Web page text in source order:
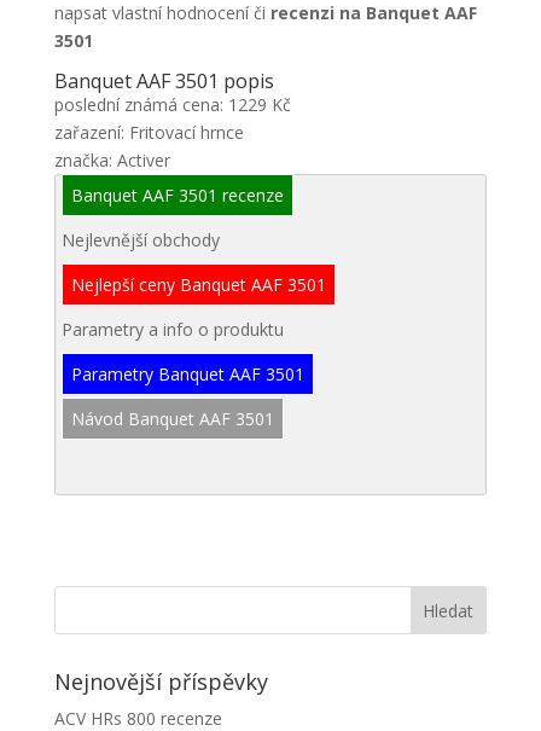
napsat vlastní hodnocení či recenzi na Banquet AAF
3501
Banquet AAF 3501 popis
poslední známá cena: 1229 Kč
zařazení: Fritovací hrnce
značka: Activer
Banquet AAF 3501 recenze
Nejlevnější obchody
Nejlepší ceny Banquet AAF 3501
Parametry a info o produktu
Parametry Banquet AAF 3501
Návod Banquet AAF 3501
Nejnovější příspěvky
ACV HRs 800 recenze